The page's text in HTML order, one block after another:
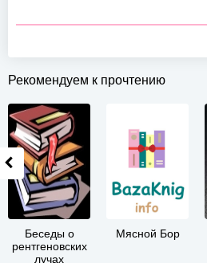
Рекомендуем к прочтению
Беседы о
рентгеновских
лучах
Мясной Бор